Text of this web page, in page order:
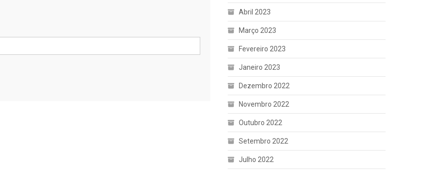
Abril 2023
Março 2023
Fevereiro 2023
Janeiro 2023
Dezembro 2022
Novembro 2022
Outubro 2022
Setembro 2022
Julho 2022